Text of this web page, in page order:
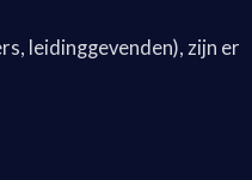
leidinggevenden), zijn er